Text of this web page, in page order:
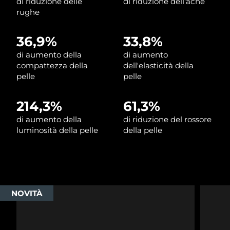
rughe
36,9%
di aumento della
compattezza della
pelle
33,8%
di aumento
dell'elasticità della
pelle
214,3%
di aumento della
luminosità della pelle
61,3%
di riduzione del rossore
della pelle
NOVITÀ
Slovenia Consegna stimata
Sudafrica Consegna stimata8/17/26
Spagna Consegna stimata8/9/26
Taiwan